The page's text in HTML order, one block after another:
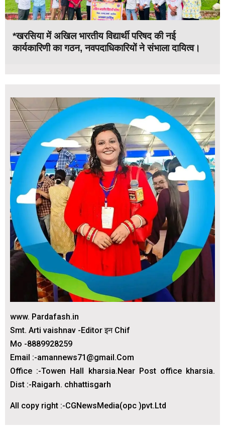
*खरसिया में अखिल भारतीय विद्यार्थी परिषद की नई
कार्यकारिणी का गठन, नवपदाधिकारियों ने संभाला दायित्व।
www. Pardafash.in
Smt. Arti vaishnav -Editor इन Chif
Mo -8889928259
Email :-amannews71@gmail.Com
Office :-Towen Hall kharsia.Near Post office kharsia.
Dist :-Raigarh. chhattisgarh
All copy right :-CGNewsMedia(opc )pvt.Ltd